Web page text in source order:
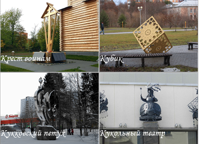
Крест воинам Кубик
Кукковский петух Кукольный театр